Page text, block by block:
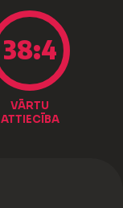
38:4
VĀRTU
ATTIECĪBA